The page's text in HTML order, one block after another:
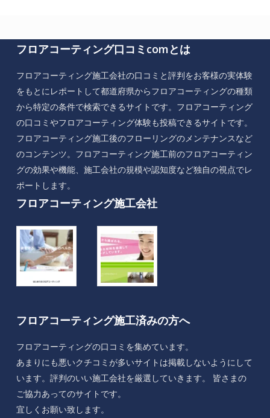
フロアコーティング口コミcomとは
フロアコーティング施工会社の口コミと評判をお客様の実体験
をもとにレポートして都道府県からフロアコーティングの種類
から特定の条件で検索できるサイトです。フロアコーティング
の口コミやフロアコーティング体験も投稿できるサイトです。
フロアコーティング施工後のフローリングのメンテナンスなど
のコンテンツ。フロアコーティング施工前のフロアコーティン
グの効果や機能、施工会社の規模や認知度など独自の視点でレ
ポートします。
フロアコーティング施工会社
フロアコーティング施工済みの方へ
フロアコーティングの口コミを集めています。
あまりにも悪いクチコミが多いサイトは掲載しないようにして
います。評判のいい施工会社を厳選していきます。 皆さまの
ご協力あってのサイトです。
宜しくお願い致します。